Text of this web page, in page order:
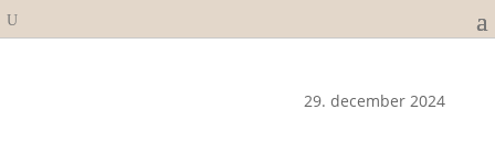
29. december 2024